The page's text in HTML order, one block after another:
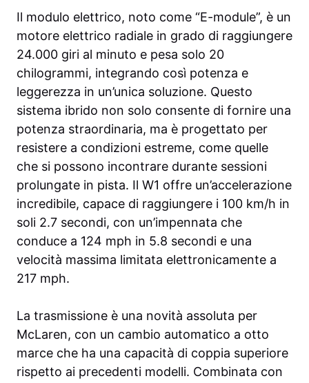
Il modulo elettrico, noto come “E-module”, è un
motore elettrico radiale in grado di raggiungere
24.000 giri al minuto e pesa solo 20
chilogrammi, integrando così potenza e
leggerezza in un’unica soluzione. Questo
sistema ibrido non solo consente di fornire una
potenza straordinaria, ma è progettato per
resistere a condizioni estreme, come quelle
che si possono incontrare durante sessioni
prolungate in pista. Il W1 offre un’accelerazione
incredibile, capace di raggiungere i 100 km/h in
soli 2.7 secondi, con un’impennata che
conduce a 124 mph in 5.8 secondi e una
velocità massima limitata elettronicamente a
217 mph.
La trasmissione è una novità assoluta per
McLaren, con un cambio automatico a otto
marce che ha una capacità di coppia superiore
rispetto ai precedenti modelli. Combinata con